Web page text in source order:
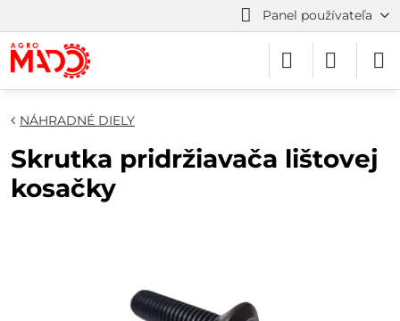
Panel používateľa
NÁHRADNÉ DIELY
Skrutka pridržiavača lištovej
kosačky